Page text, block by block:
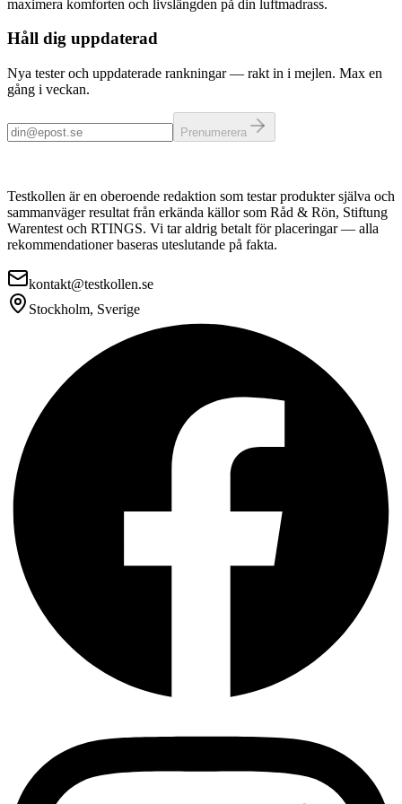
maximera komforten och livslängden på din luftmadrass.
Håll dig uppdaterad
Nya tester och uppdaterade rankningar — rakt in i mejlen. Max en
gång i veckan.
Prenumerera
Testkollen är en oberoende redaktion som testar produkter själva och
sammanväger resultat från erkända källor som Råd & Rön, Stiftung
Warentest och RTINGS. Vi tar aldrig betalt för placeringar — alla
rekommendationer baseras uteslutande på fakta.
kontakt@testkollen.se
Stockholm, Sverige